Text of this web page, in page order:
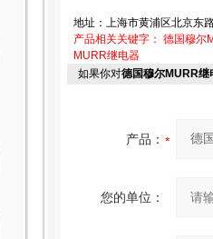
地址：上海市黄浦区北京东
产品相关关键字： 德国穆尔
MURR继电器
如果你对德国穆尔MURR继
产品：
您的单位：